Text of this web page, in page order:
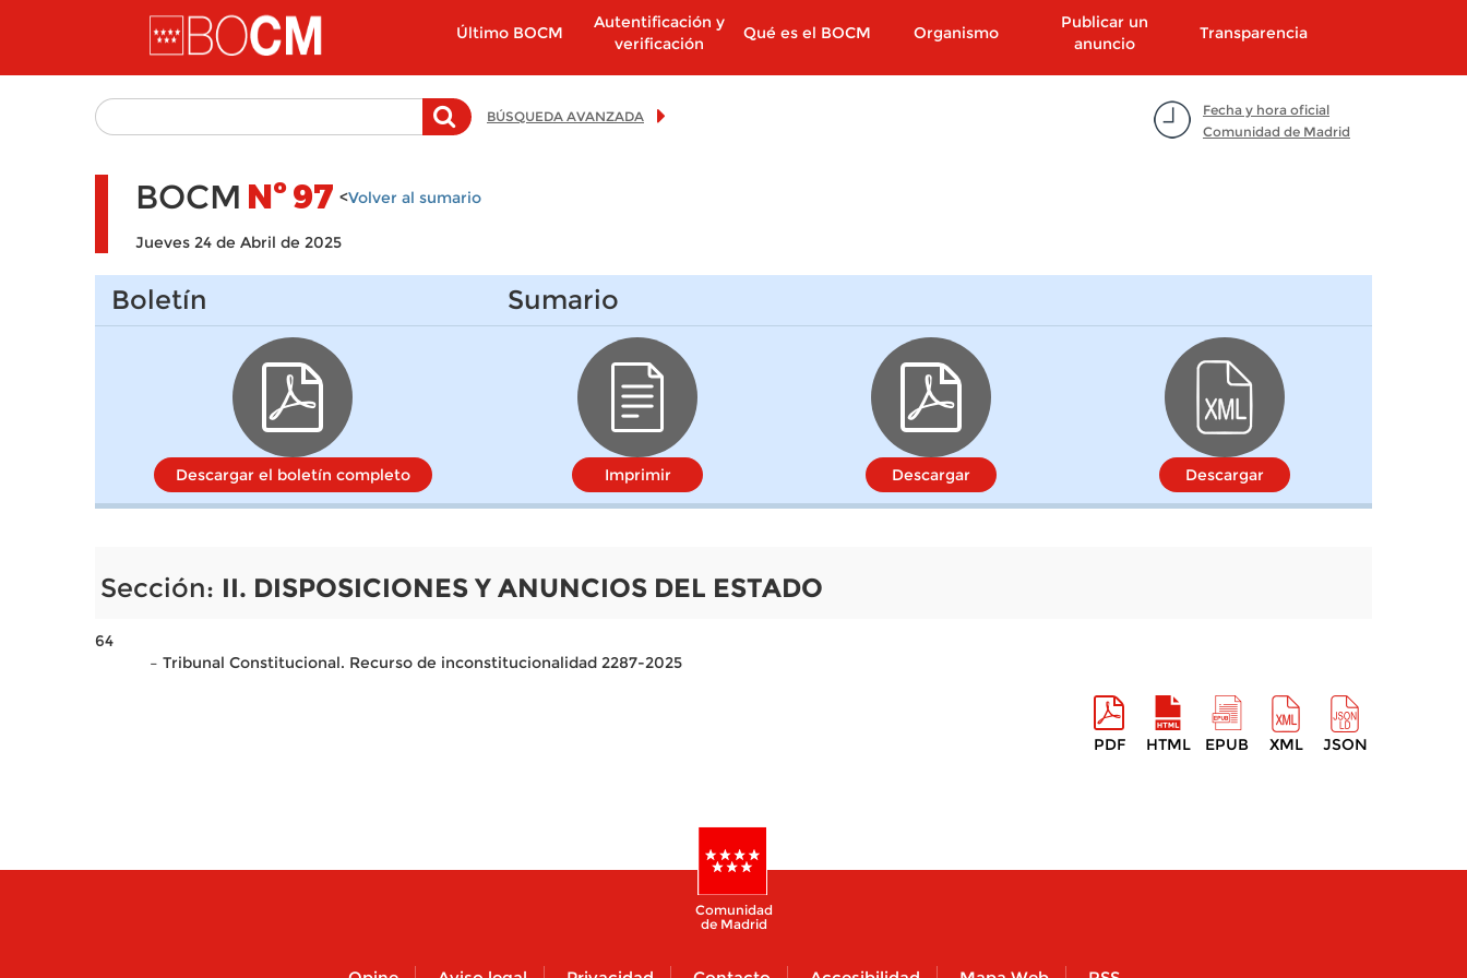
Pasar al contenido principal
Último BOCM
Autentificación y
verificación
Qué es el BOCM Organismo
Publicar un
anuncio
Transparencia
Fecha y hora oficial
Comunidad de Madrid
BÚSQUEDA AVANZADA
BOCM Nº97 <Volver al sumario
Jueves 24 de Abril de 2025
Boletín
Descargar el boletín completo
Sumario
Imprimir Descargar Descargar
Sección: II. DISPOSICIONES Y ANUNCIOS DEL ESTADO
64
– Tribunal Constitucional. Recurso de inconstitucionalidad 2287-2025
PDF HTML EPUB XML JSON
Comunidad
de Madrid